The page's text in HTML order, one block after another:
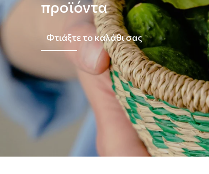
προϊόντα
Φτιάξτε το καλάθι σας